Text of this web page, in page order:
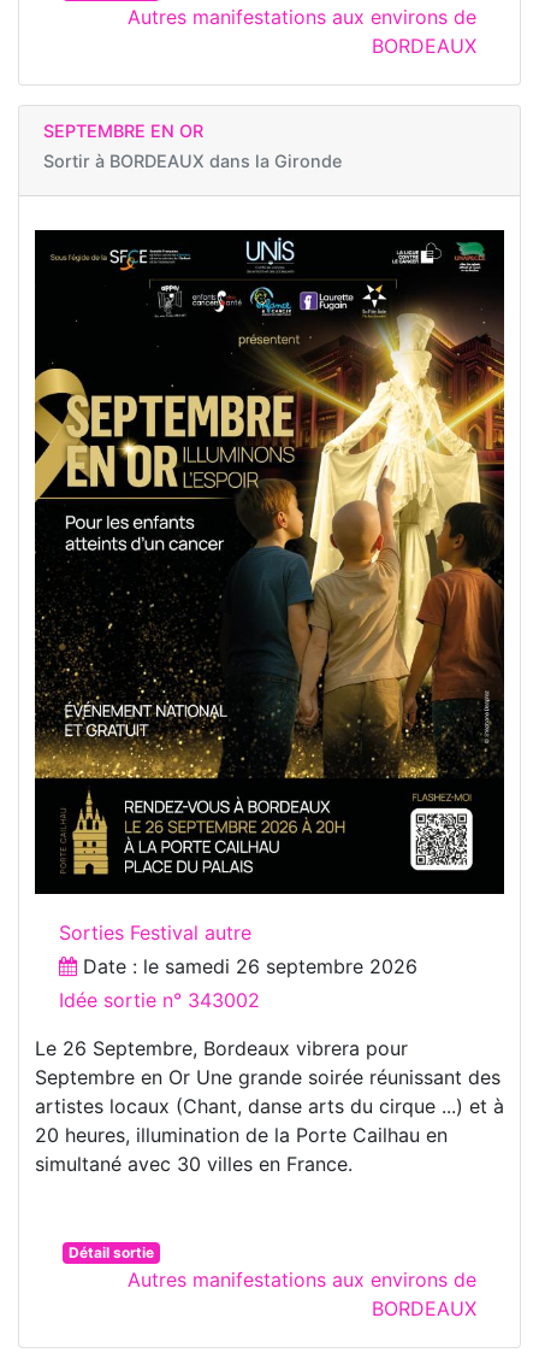
Autres manifestations aux environs de
BORDEAUX
SEPTEMBRE EN OR
Sortir à BORDEAUX dans la Gironde
Sorties Festival autre
Date : le samedi 26 septembre 2026
Idée sortie n° 343002
Le 26 Septembre, Bordeaux vibrera pour
Septembre en Or Une grande soirée réunissant des
artistes locaux (Chant, danse arts du cirque ...) et à
20 heures, illumination de la Porte Cailhau en
simultané avec 30 villes en France.
Détail sortie
Autres manifestations aux environs de
BORDEAUX